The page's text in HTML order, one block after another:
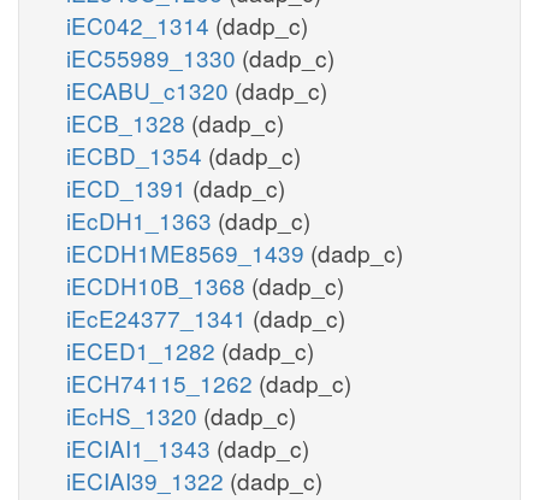
iEC042_1314 (dadp_c)
iEC55989_1330 (dadp_c)
iECABU_c1320 (dadp_c)
iECB_1328 (dadp_c)
iECBD_1354 (dadp_c)
iECD_1391 (dadp_c)
iEcDH1_1363 (dadp_c)
iECDH1ME8569_1439 (dadp_c)
iECDH10B_1368 (dadp_c)
iEcE24377_1341 (dadp_c)
iECED1_1282 (dadp_c)
iECH74115_1262 (dadp_c)
iEcHS_1320 (dadp_c)
iECIAI1_1343 (dadp_c)
iECIAI39_1322 (dadp_c)